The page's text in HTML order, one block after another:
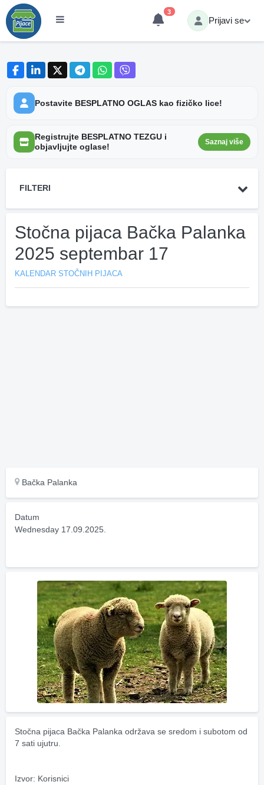
3
Prijavi se
Postavite BESPLATNO OGLAS kao fizičko lice!
Registrujte BESPLATNO TEZGU i
objavljujte oglase!
Saznaj više
FILTERI
Stočna pijaca Bačka Palanka
2025 septembar 17
KALENDAR STOČNIH PIJACA
Bačka Palanka
Datum
Wednesday 17.09.2025.
Stočna pijaca Bačka Palanka održava se sredom i subotom od
7 sati ujutru.
Izvor: Korisnici